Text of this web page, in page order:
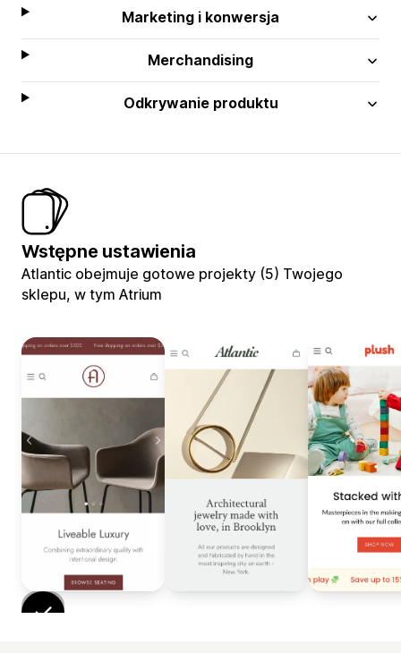
Marketing i konwersja
Merchandising
Odkrywanie produktu
Wstępne ustawienia
Atlantic obejmuje gotowe projekty (5) Twojego
sklepu, w tym Atrium